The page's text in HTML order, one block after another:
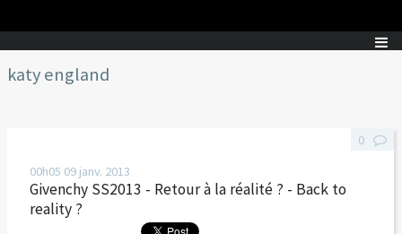
katy england
00h05 09 janv. 2013
Givenchy SS2013 - Retour à la réalité ? - Back to
reality ?
0